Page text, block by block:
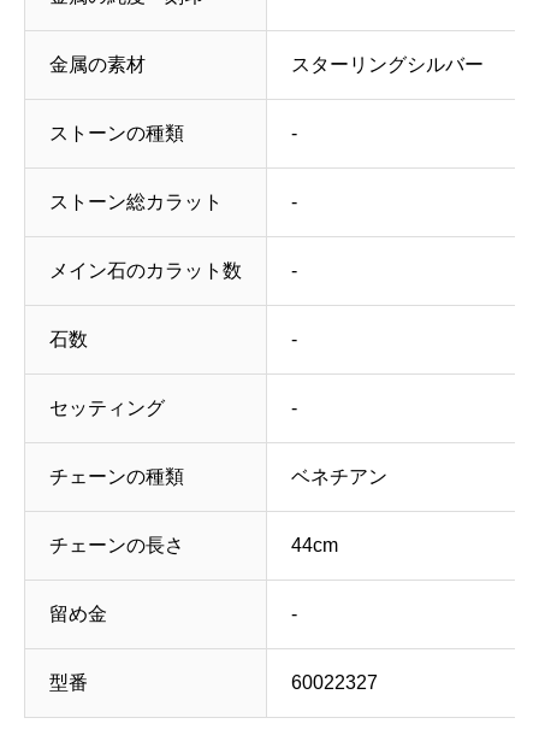
金属の素材 スターリングシルバー
ストーンの種類 ‐
ストーン総カラット ‐
メイン石のカラット数 ‐
石数 ‐
セッティング ‐
チェーンの種類 ベネチアン
チェーンの長さ 44cm
留め金 ‐
型番 60022327